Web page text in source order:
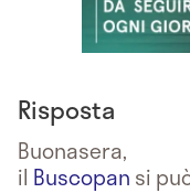
Risposta
Buonasera,
il Buscopan si